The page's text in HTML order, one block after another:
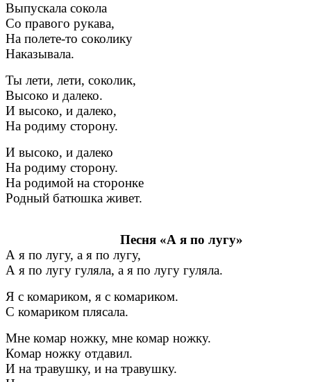
Выпускала сокола
Со правого рукава,
На полете-то соколику
Наказывала.
Ты лети, лети, соколик,
Высоко и далеко.
И высоко, и далеко,
На родиму сторону.
И высоко, и далеко
На родиму сторону.
На родимой на сторонке
Родный батюшка живет.
Песня «А я по лугу»
А я по лугу, а я по лугу,
А я по лугу гуляла, а я по лугу гуляла.
Я с комариком, я с комариком.
С комариком плясала.
Мне комар ножку, мне комар ножку.
Комар ножку отдавил.
И на травушку, и на травушку.